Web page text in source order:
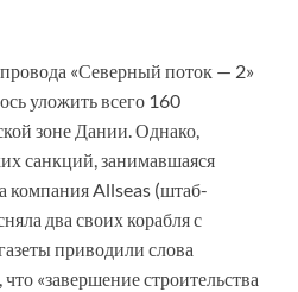
«Северный поток — 2»
уложить всего 160
зоне Дании. Однако,
санкций, занимавшаяся
компания Allseas (штаб-
два своих корабля с
приводили слова
«завершение строительства